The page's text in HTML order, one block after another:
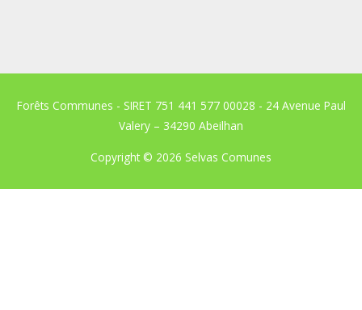
Forêts Communes - SIRET 751 441 577 00028 - 24 Avenue Paul
Valery – 34290 Abeilhan
Copyright © 2026 Selvas Comunes